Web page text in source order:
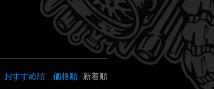
おすすめ順 価格順 新着順